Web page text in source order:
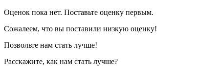
Оценок пока нет. Поставьте оценку первым.
Сожалеем, что вы поставили низкую оценку!
Позвольте нам стать лучше!
Расскажите, как нам стать лучше?